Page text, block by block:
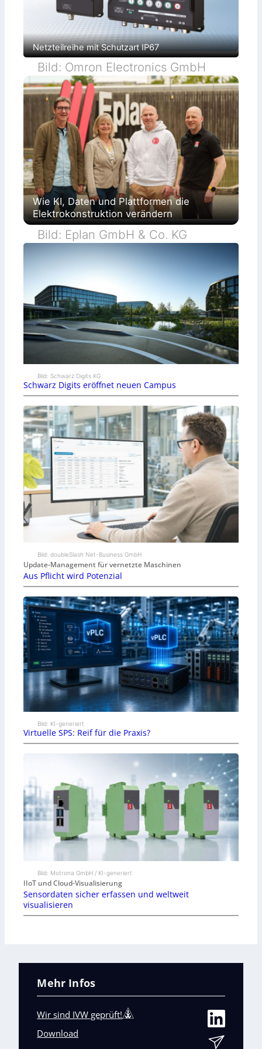
Netzteilreihe mit Schutzart IP67
Bild: Omron Electronics GmbH
Wie KI, Daten und Plattformen die
Elektrokonstruktion verändern
Bild: Eplan GmbH & Co. KG
Bild: Schwarz Digits KG
Schwarz Digits eröffnet neuen Campus
Bild: doubleSlash Net-Business GmbH
Update-Management für vernetzte Maschinen
Aus Pflicht wird Potenzial
Bild: KI-generiert
Virtuelle SPS: Reif für die Praxis?
Bild: Motrona GmbH / KI-generiert
IIoT und Cloud-Visualisierung
Sensordaten sicher erfassen und weltweit
visualisieren
Mehr Infos
Wir sind IVW geprüft!
Download